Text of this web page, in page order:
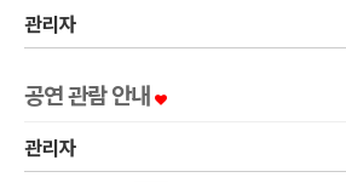
관리자
공연 관람 안내
관리자